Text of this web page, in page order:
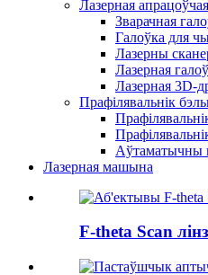
Лазерная
Зварачная
Галоўка для
Лазерны
Лазерная
Лазерная 3D-
Прафілявальнік
Аўтаматычны
Лазерная машына
F-theta Scan